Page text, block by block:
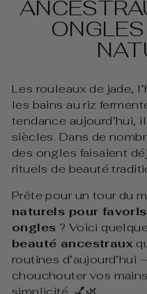
Les rouleaux de jade,
les bains au riz
tendance aujourd’hui,
siècles. Dans de
des ongles faisaient
rituels de beauté
Prête pour un tour du
naturels pour
ongles ? Voici
beauté ancestraux
routines d’aujourd’hui
chouchouter vos